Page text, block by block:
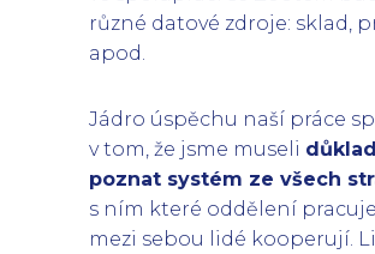
různé datové zdroje: sklad,
apod.
Jádro úspěchu naší práce
v tom, že jsme museli
poznat systém ze všech
s ním které oddělení
mezi sebou lidé kooperují.